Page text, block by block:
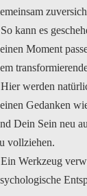
kann es
Moment
werden
Gedanken
Dein Sein neu
vollziehen.
Werkzeug